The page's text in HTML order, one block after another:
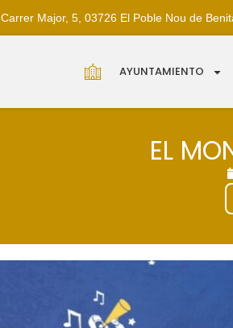
Carrer Major, 5, 03726 El Poble Nou de
AYUNTAMIENTO
EL